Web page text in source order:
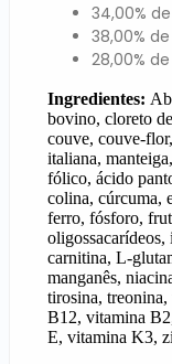
34,00%
38,00%
28,00%
Ingredientes: A
bovino, cloreto de
couve, couve-
italiana,
fólico, ácido
colina, cúrcuma,
ferro, fósforo,
carnitina, L-
manganês,
tirosina,
B12, vitamina
E, vitamina K3,